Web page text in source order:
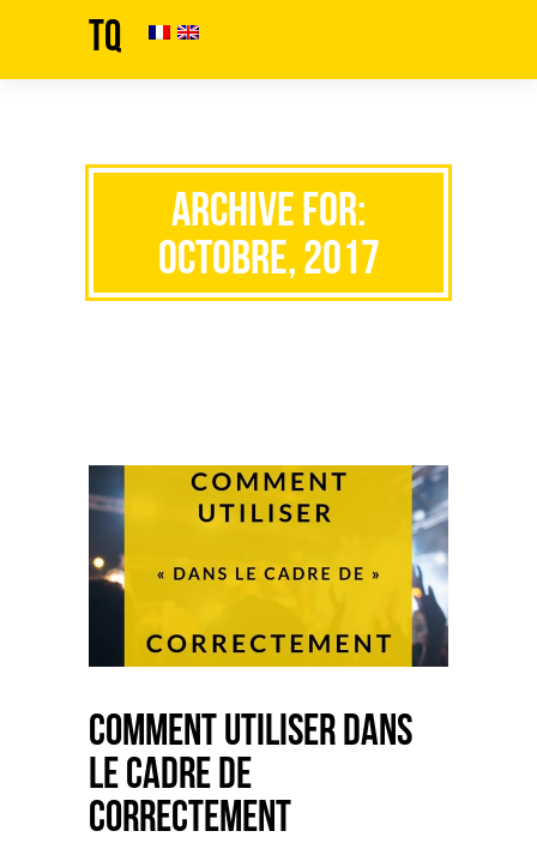
TQ
Archive for:
octobre, 2017
Comment utiliser dans
le cadre de
correctement